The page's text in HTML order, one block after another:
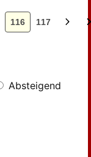
116 117
Absteigend